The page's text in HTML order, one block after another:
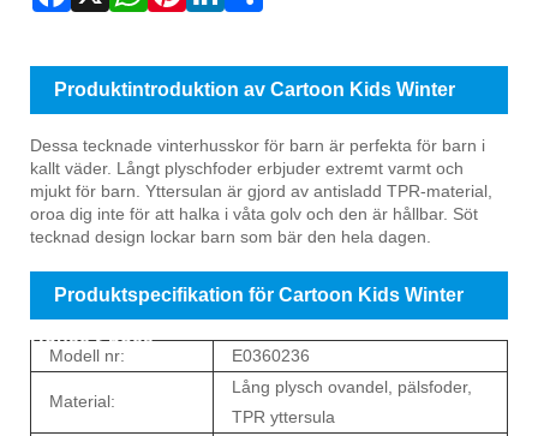
Produktintroduktion av Cartoon Kids Winter
House Shoes
Dessa tecknade vinterhusskor för barn är perfekta för barn i
kallt väder. Långt plyschfoder erbjuder extremt varmt och
mjukt för barn. Yttersulan är gjord av antisladd TPR-material,
oroa dig inte för att halka i våta golv och den är hållbar. Söt
tecknad design lockar barn som bär den hela dagen.
Produktspecifikation för Cartoon Kids Winter
House Shoes
Modell nr: E0360236
Material:
Lång plysch ovandel, pälsfoder,
TPR yttersula